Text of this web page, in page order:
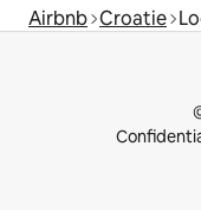
Airbnb Croatie